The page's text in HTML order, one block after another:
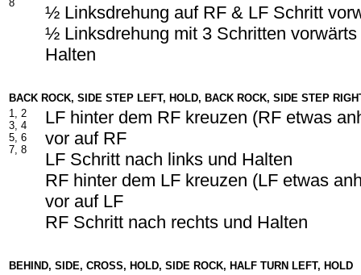
8
½ Linksdrehung auf RF & LF Schritt
½ Linksdrehung mit 3 Schritten vorwärts
Halten
BACK ROCK, SIDE STEP LEFT, HOLD, BACK ROCK, SIDE STEP
1, 2
3, 4
5, 6
7, 8
LF hinter dem RF kreuzen (RF etwas
vor auf RF
LF Schritt nach links und Halten
RF hinter dem LF kreuzen (LF etwas
vor auf LF
RF Schritt nach rechts und Halten
BEHIND, SIDE, CROSS, HOLD, SIDE ROCK, HALF TURN LEFT, HOLD